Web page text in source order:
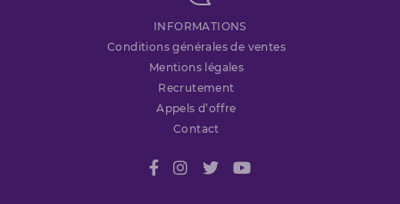
INFORMATIONS
Conditions générales de ventes
Mentions légales
Recrutement
Appels d’offre
Contact